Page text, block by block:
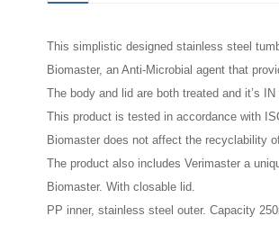
This simplistic designed stainless steel
Biomaster, an Anti-Microbial agent that
The body and lid are both treated and it’s
This product is tested in accordance with
Biomaster does not affect the recyclability
The product also includes Verimaster a
Biomaster. With closable lid.
PP inner, stainless steel outer. Capacity